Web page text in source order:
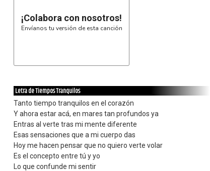
¡Colabora con nosotros!
Envíanos tu versión de esta canción
Letra de Tiempos Tranquilos
Tanto tiempo tranquilos en el corazón
Y ahora estar acá, en mares tan profundos ya
Entras al verte tras mi mente diferente
Esas sensaciones que a mi cuerpo das
Hoy me hacen pensar que no quiero verte volar
Es el concepto entre tú y yo
Lo que confunde mi sentir